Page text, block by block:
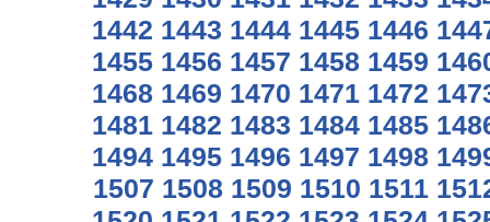
1442 1443 1444 1445 1446
1455 1456 1457 1458 1459
1468 1469 1470 1471 1472
1481 1482 1483 1484 1485
1494 1495 1496 1497 1498
1507 1508 1509 1510 1511